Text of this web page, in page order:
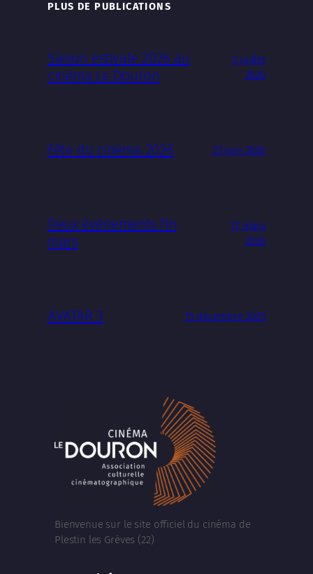
PLUS DE PUBLICATIONS
Saison estivale 2026 au
cinéma Le Douron
3 juillet
2026
Fête du cinéma 2026 23 juin 2026
Deux événements fin
mars
17 mars
2026
AVATAR 3 15 décembre 2025
Bienvenue sur le site officiel du cinéma de
Plestin les Grèves (22)